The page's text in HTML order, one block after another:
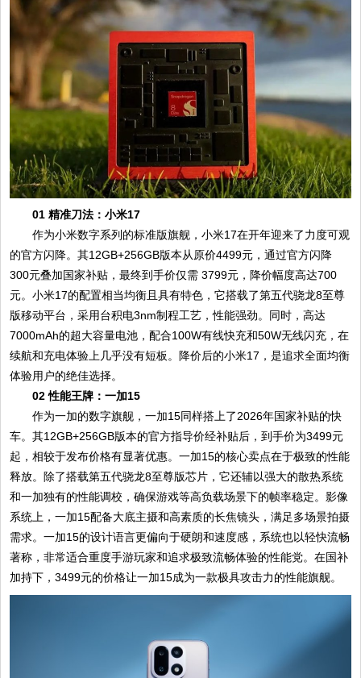
01 精准刀法：小米17
作为小米数字系列的标准版旗舰，小米17在开年迎来了力度可观
的官方闪降。其12GB+256GB版本从原价4499元，通过官方闪降
300元叠加国家补贴，最终到手价仅需 3799元，降价幅度高达700
元。小米17的配置相当均衡且具有特色，它搭载了第五代骁龙8至尊
版移动平台，采用台积电3nm制程工艺，性能强劲。同时，高达
7000mAh的超大容量电池，配合100W有线快充和50W无线闪充，在
续航和充电体验上几乎没有短板。降价后的小米17，是追求全面均衡
体验用户的绝佳选择。
02 性能王牌：一加15
作为一加的数字旗舰，一加15同样搭上了2026年国家补贴的快
车。其12GB+256GB版本的官方指导价经补贴后，到手价为3499元
起，相较于发布价格有显著优惠。一加15的核心卖点在于极致的性能
释放。除了搭载第五代骁龙8至尊版芯片，它还辅以强大的散热系统
和一加独有的性能调校，确保游戏等高负载场景下的帧率稳定。影像
系统上，一加15配备大底主摄和高素质的长焦镜头，满足多场景拍摄
需求。一加15的设计语言更偏向于硬朗和速度感，系统也以轻快流畅
著称，非常适合重度手游玩家和追求极致流畅体验的性能党。在国补
加持下，3499元的价格让一加15成为一款极具攻击力的性能旗舰。